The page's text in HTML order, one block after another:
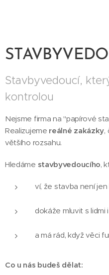
Stavbyvedoucí,
kontrolou
Nejsme firma na "papírové
Realizujeme reálné zakázky,
většího rozsahu.
Hledáme stavbyvedoucího,
ví, že stavba není
dokáže mluvit s lidmi
a má rád, když věci
Co u nás budeš dělat: